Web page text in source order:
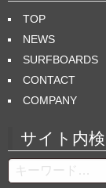
TOP
NEWS
SURFBOARDS
CONTACT
COMPANY
サイト内
Search